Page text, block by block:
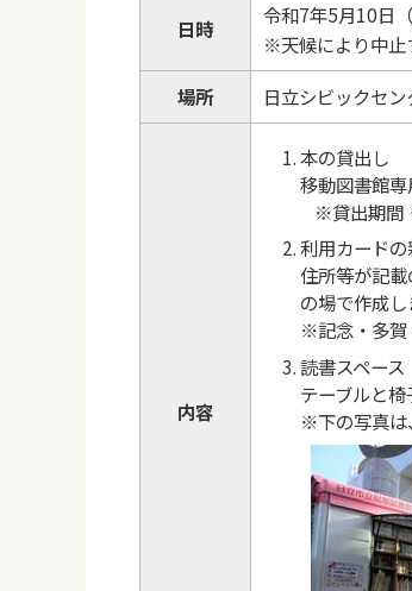
日時
令和7年5月10日
※天候により中止
場所
日立シビックセ
内容
本の貸出し
移動図書館専
※貸出期間
利用カード
住所等が記
の場で作成し
※記念・多賀
読書スペース
テーブルと椅
※下の写真は